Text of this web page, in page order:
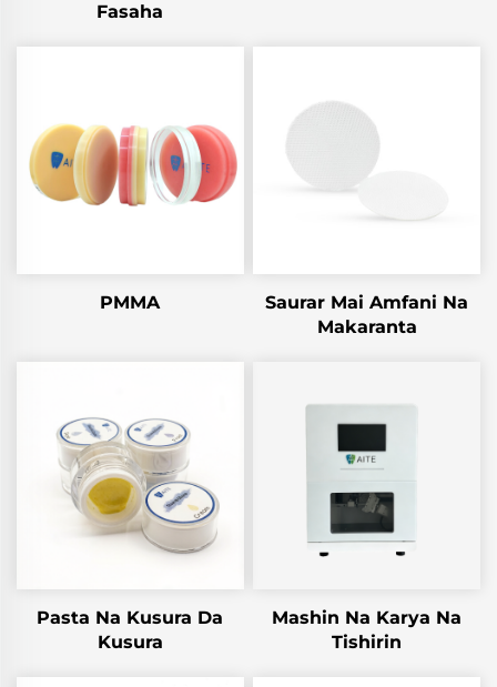
Fasaha
PMMA
Saurar Mai Amfani Na
Makaranta
Pasta Na Kusura Da
Kusura
Mashin Na Karya Na
Tishirin